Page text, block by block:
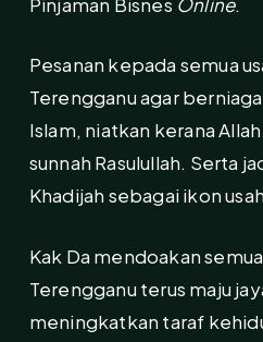
Pesanan kepada semua
Terengganu agar
Islam, niatkan kerana
sunnah Rasulullah. Serta
Khadijah sebagai ikon
Kak Da mendoakan
Terengganu terus maju
meningkatkan taraf